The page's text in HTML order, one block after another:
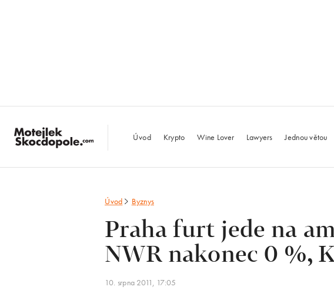
Úvod Krypto Wine Lover Lawyers Jednou větou
Úvod Byznys
Praha furt jede na
NWR nakonec 0 %,
10. srpna 2011, 17:05